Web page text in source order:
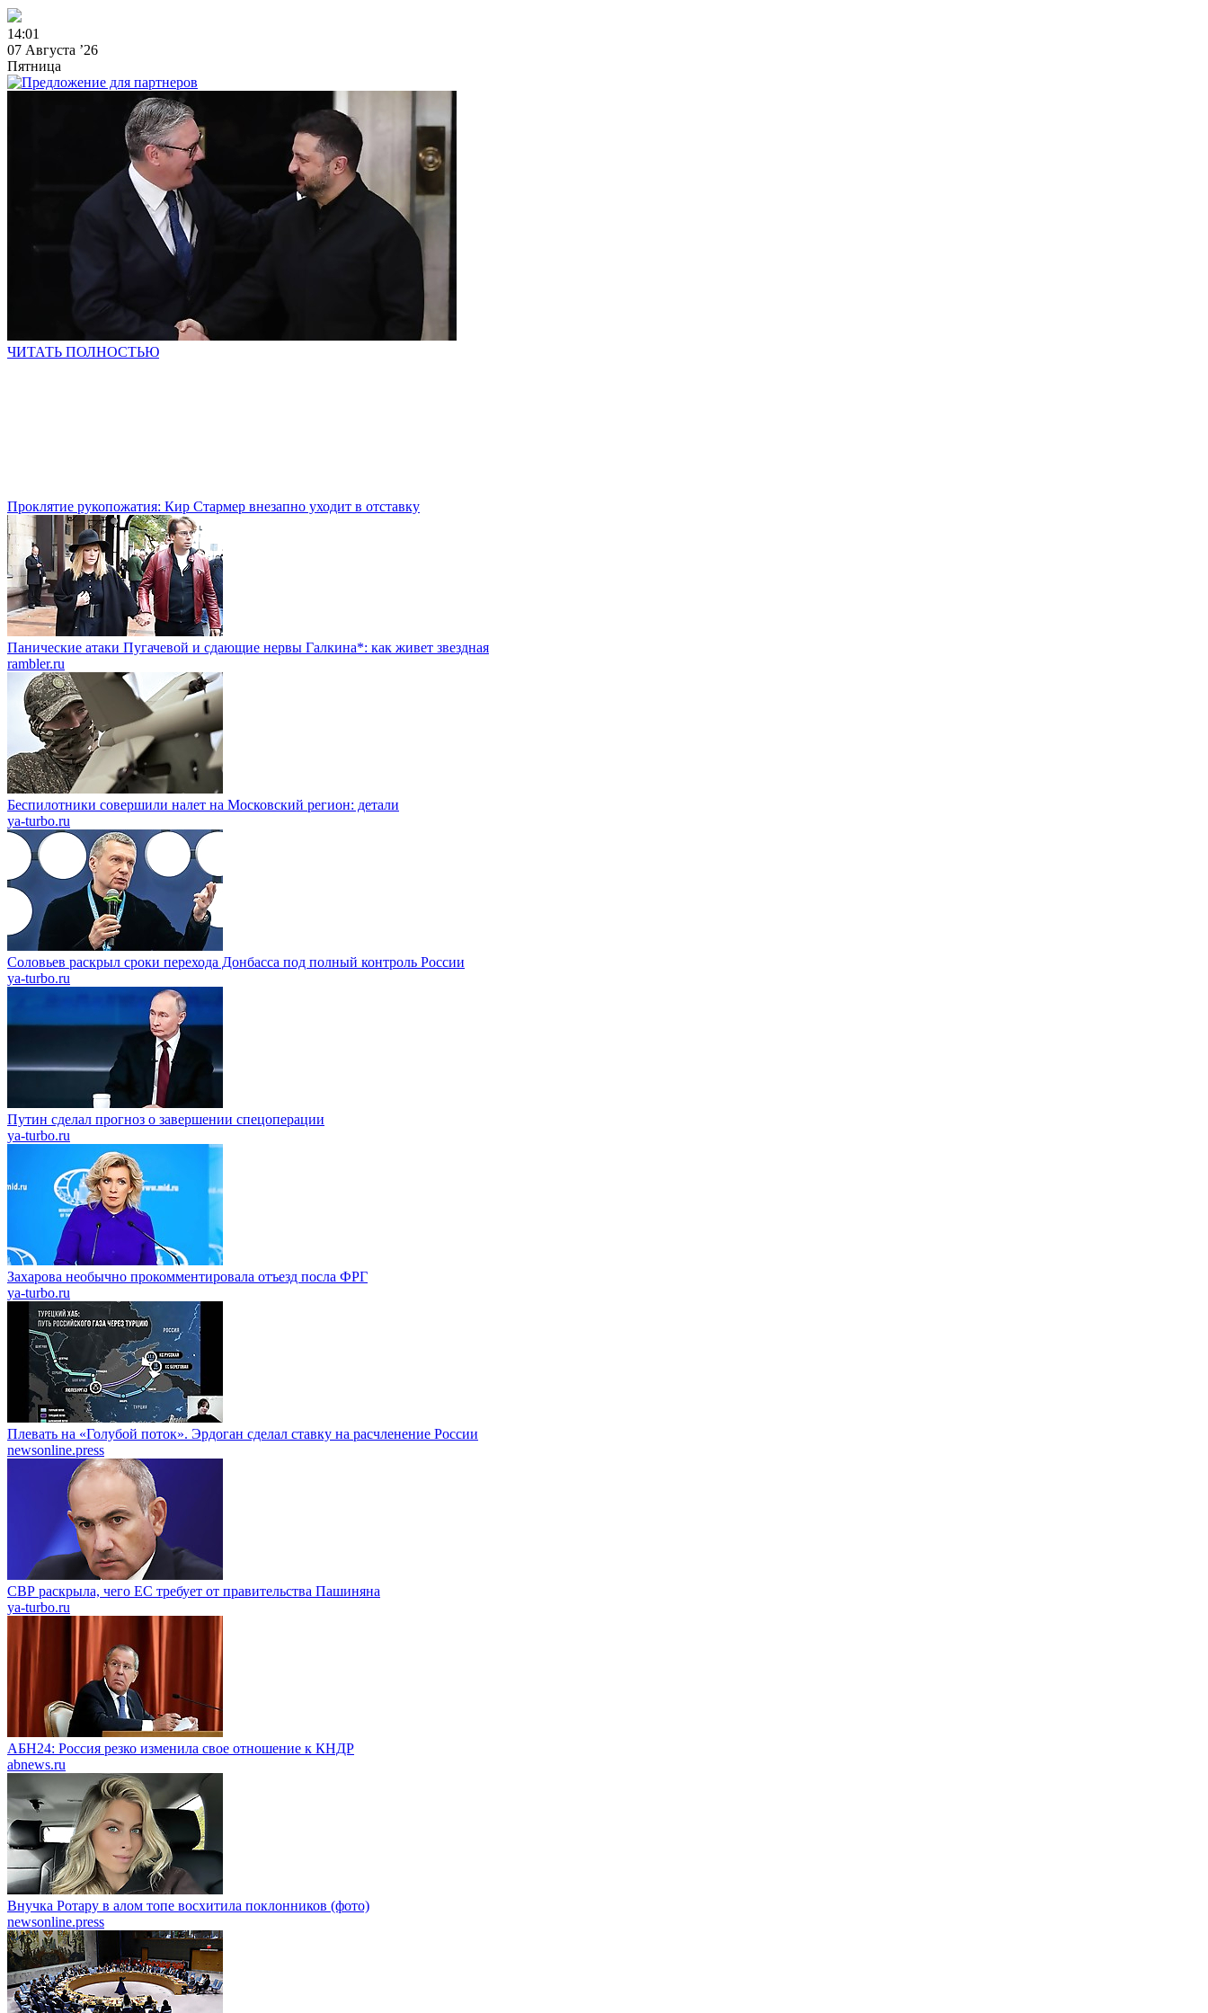
14:01
07 Августа ’26
Пятница
ЧИТАТЬ ПОЛНОСТЬЮ
Проклятие рукопожатия: Кир Стармер внезапно уходит в отставку
Панические атаки Пугачевой и сдающие нервы Галкина*: как живет звездная
rambler.ru
Беспилотники совершили налет на Московский регион: детали
ya-turbo.ru
Соловьев раскрыл сроки перехода Донбасса под полный контроль России
ya-turbo.ru
Путин сделал прогноз о завершении спецоперации
ya-turbo.ru
Захарова необычно прокомментировала отъезд посла ФРГ
ya-turbo.ru
Плевать на «Голубой поток». Эрдоган сделал ставку на расчленение России
newsonline.press
СВР раскрыла, чего ЕС требует от правительства Пашиняна
ya-turbo.ru
АБН24: Россия резко изменила свое отношение к КНДР
abnews.ru
Внучка Ротару в алом топе восхитила поклонников (фото)
newsonline.press